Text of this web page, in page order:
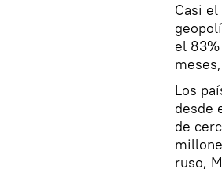
Casi
el
meses,
Los
desde
de
ruso,